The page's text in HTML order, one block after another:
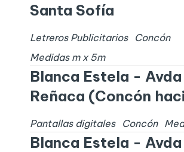
Santa Sofía
Letreros Publicitarios
Concón
Medidas m x 5m
Blanca Estela -
Reñaca (Concón
Pantallas digitales Concón
Blanca Estela -